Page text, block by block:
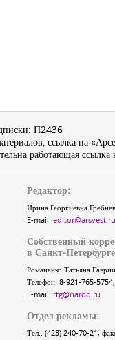
П2436
ссылка на
работающая
Редактор:
Ирина Георгиевна
E-mail: editor@arsvest.ru
Собственный
в Санкт-
Романенко Татьяна
Телефон: 8-921-765-5754,
E-mail: rtg@narod.ru
Отдел рекламы:
Тел.: (423) 240-70-21,